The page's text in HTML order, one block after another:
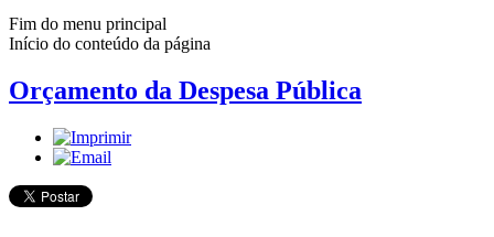
Fim do menu principal
Início do conteúdo da página
Orçamento da Despesa Pública